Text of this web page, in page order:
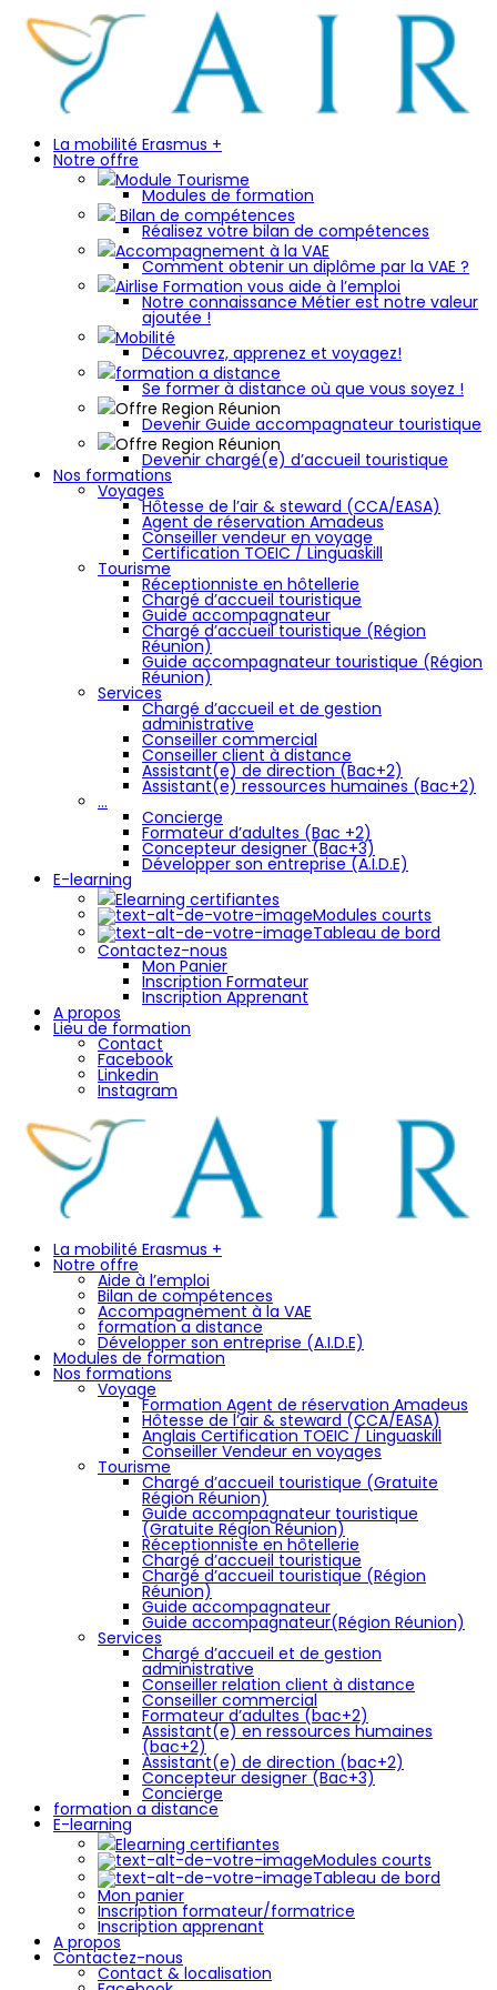
La mobilité Erasmus +
Notre offre
Module Tourisme
Modules de formation
Bilan de compétences
Réalisez votre bilan de compétences
Accompagnement à la VAE
Comment obtenir un diplôme par la VAE ?
Airlise Formation vous aide à l’emploi
Notre connaissance Métier est notre valeur
ajoutée !
Mobilité
Découvrez, apprenez et voyagez!
formation a distance
Se former à distance où que vous soyez !
Offre Region Réunion
Devenir Guide accompagnateur touristique
Offre Region Réunion
Devenir chargé(e) d’accueil touristique
Nos formations
Voyages
Hôtesse de l’air & steward (CCA/EASA)
Agent de réservation Amadeus
Conseiller vendeur en voyage
Certification TOEIC / Linguaskill
Tourisme
Réceptionniste en hôtellerie
Chargé d’accueil touristique
Guide accompagnateur
Chargé d’accueil touristique (Région
Réunion)
Guide accompagnateur touristique (Région
Réunion)
Services
Chargé d’accueil et de gestion
administrative
Conseiller commercial
Conseiller client à distance
Assistant(e) de direction (Bac+2)
Assistant(e) ressources humaines (Bac+2)
…
Concierge
Formateur d’adultes (Bac +2)
Concepteur designer (Bac+3)
Développer son entreprise (A.I.D.E)
E-learning
Elearning certifiantes
Modules courts
Tableau de bord
Contactez-nous
Mon Panier
Inscription Formateur
Inscription Apprenant
A propos
Lieu de formation
Contact
Facebook
Linkedin
Instagram
La mobilité Erasmus +
Notre offre
Aide à l’emploi
Bilan de compétences
Accompagnement à la VAE
formation a distance
Développer son entreprise (A.I.D.E)
Modules de formation
Nos formations
Voyage
Formation Agent de réservation Amadeus
Hôtesse de l’air & steward (CCA/EASA)
Anglais Certification TOEIC / Linguaskill
Conseiller Vendeur en voyages
Tourisme
Chargé d’accueil touristique (Gratuite
Région Réunion)
Guide accompagnateur touristique
(Gratuite Région Réunion)
Réceptionniste en hôtellerie
Chargé d’accueil touristique
Chargé d’accueil touristique (Région
Réunion)
Guide accompagnateur
Guide accompagnateur(Région Réunion)
Services
Chargé d’accueil et de gestion
administrative
Conseiller relation client à distance
Conseiller commercial
Formateur d’adultes (bac+2)
Assistant(e) en ressources humaines
(bac+2)
Assistant(e) de direction (bac+2)
Concepteur designer (Bac+3)
Concierge
formation a distance
E-learning
Elearning certifiantes
Modules courts
Tableau de bord
Mon panier
Inscription formateur/formatrice
Inscription apprenant
A propos
Contactez-nous
Contact & localisation